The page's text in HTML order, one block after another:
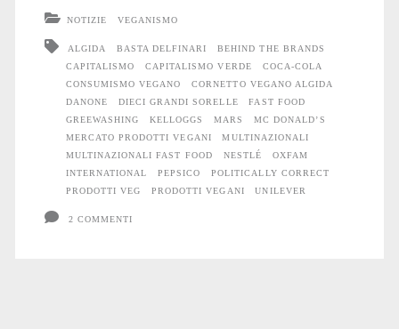
NOTIZIE VEGANISMO
ALGIDA BASTA DELFINARI
BEHIND THE BRANDS
CAPITALISMO
CAPITALISMO VERDE
COCA-COLA
CONSUMISMO VEGANO
CORNETTO VEGANO ALGIDA
DANONE
DIECI GRANDI SORELLE
FAST FOOD
GREEWASHING
KELLOGGS MARS
MC DONALD’S
MERCATO PRODOTTI VEGANI
MULTINAZIONALI
MULTINAZIONALI FAST FOOD
NESTLÉ
OXFAM
INTERNATIONAL
PEPSICO
POLITICALLY CORRECT
PRODOTTI VEG
PRODOTTI VEGANI UNILEVER
2 COMMENTI